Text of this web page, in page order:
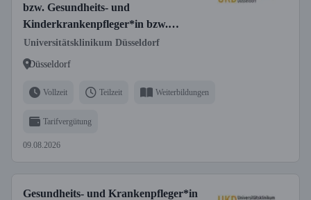
bzw. Gesundheits- und
Kinderkrankenpfleger*in bzw.
Fachgesundheits- und
Krankenpfleger*in für Anästhesie und
und Kinderkrankenpfleger*in für
Universitätsklinikum Düsseldorf
Düsseldorf
Vollzeit Teilzeit Weiterbildungen
Tarifvergütung
09.08.2026
Gesundheits- und Krankenpfleger*in